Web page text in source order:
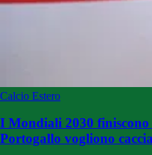
Calcio Estero
I Mondiali 2030 finiscono
Portogallo vogliono